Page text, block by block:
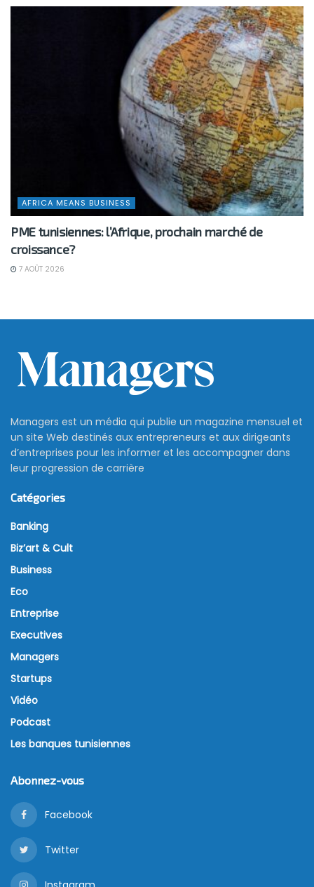
AFRICA MEANS BUSINESS
PME tunisiennes: l’Afrique, prochain marché de
croissance?
7 AOÛT 2026
Managers est un média qui publie un magazine mensuel et
un site Web destinés aux entrepreneurs et aux dirigeants
d’entreprises pour les informer et les accompagner dans
leur progression de carrière
Catégories
Banking
Biz’art & Cult
Business
Eco
Entreprise
Executives
Managers
Startups
Vidéo
Podcast
Les banques tunisiennes
Abonnez-vous
Facebook
Twitter